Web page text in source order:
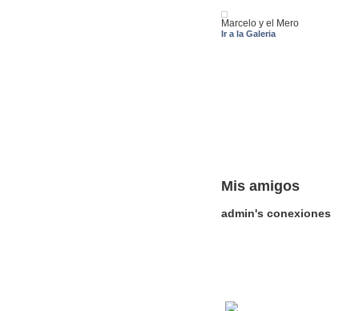
Marcelo y el Mero
Ir a la Galeria
Mis amigos
admin's conexiones